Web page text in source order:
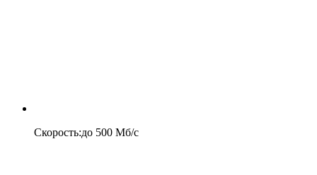
Скорость:до 500 Мб/c